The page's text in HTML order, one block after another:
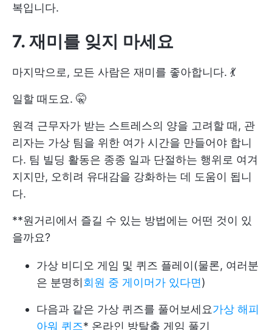
복입니다.
7. 재미를 잊지 마세요
마지막으로, 모든 사람은 재미를 좋아합니다. 💃
일할 때도요. 🤫
원격 근무자가 받는 스트레스의 양을 고려할 때, 관
리자는 가상 팀을 위한 여가 시간을 만들어야 합니
다. 팀 빌딩 활동은 종종 일과 단절하는 행위로 여겨
지지만, 오히려 유대감을 강화하는 데 도움이 됩니
다.
**원거리에서 즐길 수 있는 방법에는 어떤 것이 있
을까요?
가상 비디오 게임 및 퀴즈 플레이(물론, 여러분
은 분명히회원 중 게이머가 있다면)
다음과 같은 가상 퀴즈를 풀어보세요가상 해피
아워 퀴즈* 온라인 방탈출 게임 풀기